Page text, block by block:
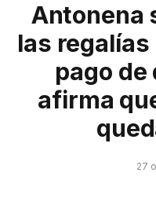
Antonena
las
pago de
afirma
27